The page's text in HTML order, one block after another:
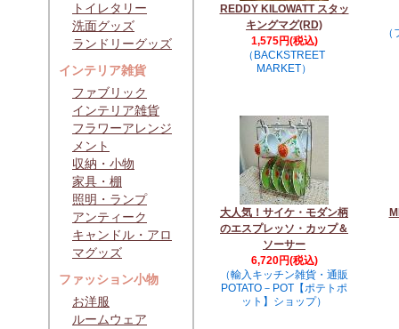
トイレタリー
洗面グッズ
ランドリーグッズ
インテリア雑貨
ファブリック
インテリア雑貨
フラワーアレンジ
メント
収納・小物
家具・棚
照明・ランプ
アンティーク
キャンドル・アロ
マグッズ
ファッション小物
お洋服
ルームウェア
REDDY KILOWATT スタッ
キングマグ(RD)
1,575円(税込)
（BACKSTREET
MARKET）
大人気！サイケ・モダン柄
のエスプレッソ・カップ＆
ソーサー
6,720円(税込)
（輸入キッチン雑貨・通販
POTATO－POT【ポテトポ
ット】ショップ）